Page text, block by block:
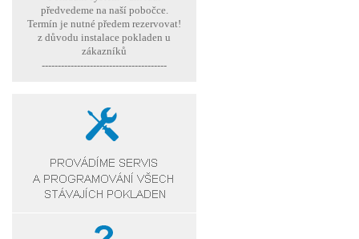
předvedeme na naší pobočce.
Termín je nutné předem rezervovat!
z důvodu instalace pokladen u
zákazníků
---------------------------------------